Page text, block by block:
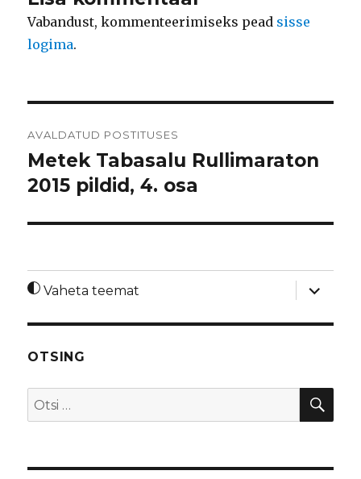
Vabandust, kommenteerimiseks pead sisse
logima.
AVALDATUD POSTITUSES
Metek Tabasalu Rullimaraton
2015 pildid, 4. osa
Vaheta teemat
laienda
OTSING
Otsi: